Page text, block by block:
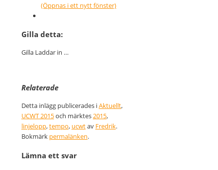
(Öppnas i ett nytt fönster)
Gilla detta:
Gilla Laddar in …
Relaterade
Detta inlägg publicerades iAktuellt,
UCWT 2015och märktes2015,
linjelopp,tempo, ucwtav Fredrik.
Bokmärk permalänken.
Lämna ett svar